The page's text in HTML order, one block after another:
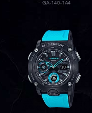
GA-140-1A4